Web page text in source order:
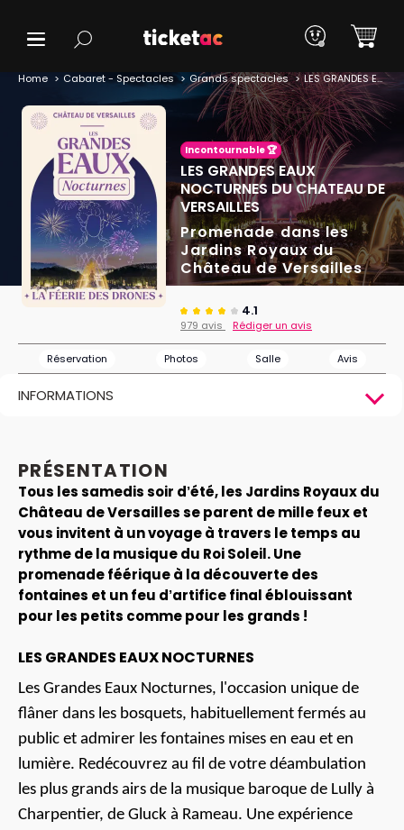
Home Cabaret - Spectacles Grands spectacles LES GRANDES EAUX NOCTURNES DU CHATEAU DE VERSAILLES
Incontournable 🏆
LES GRANDES EAUX
NOCTURNES DU CHATEAU DE
VERSAILLES
Promenade dans les
Jardins Royaux du
Château de Versailles
4.1
979 avis Rédiger un avis
Réservation Photos Salle Avis
INFORMATIONS
PRÉSENTATION
Tous les samedis soir d’été, les Jardins Royaux du
Château de Versailles se parent de mille feux et
vous invitent à un voyage à travers le temps au
rythme de la musique du Roi Soleil. Une
promenade féérique à la découverte des
fontaines et un feu d’artifice final éblouissant
pour les petits comme pour les grands !
LES GRANDES EAUX NOCTURNES
Les Grandes Eaux Nocturnes, l'occasion unique de
flâner dans les bosquets, habituellement fermés au
public et admirer les fontaines mises en eau et en
lumière. Redécouvrez au fil de votre déambulation
les plus grands airs de la musique baroque de Lully à
Charpentier, de Gluck à Rameau. Une expérience